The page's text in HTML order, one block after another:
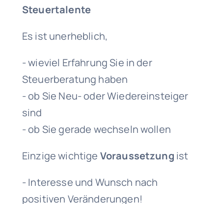
Steuertalente
Es ist unerheblich,
- wieviel Erfahrung Sie in der
Steuerberatung haben
- ob Sie Neu- oder Wiedereinsteiger
sind
- ob Sie gerade wechseln wollen
Einzige wichtige Voraussetzung ist
- Interesse und Wunsch nach
positiven Veränderungen!